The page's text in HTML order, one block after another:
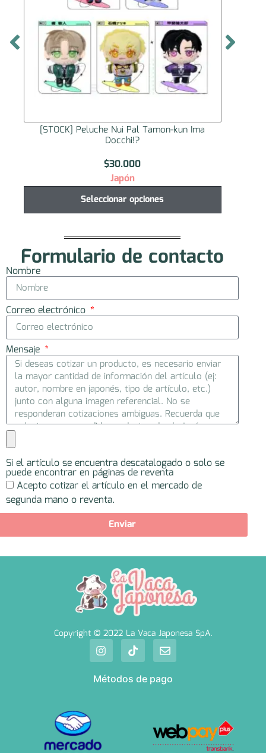
[STOCK] Peluche Nui Pal Tamon-kun Ima
Docchi!?
$30.000
Japón
Seleccionar opciones
Formulario de contacto
Nombre
Correo electrónico
Mensaje
Si el artículo se encuentra descatalogado o solo se
puede encontrar en páginas de reventa
Acepto cotizar el artículo en el mercado de
segunda mano o reventa.
Enviar
Copyright © 2022 La Vaca Japonesa SpA.
Métodos de pago